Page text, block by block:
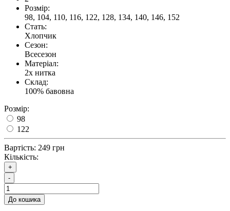
Розмір:
98, 104, 110, 116, 122, 128, 134, 140, 146, 152
Стать:
Хлопчик
Сезон:
Всесезон
Матеріал:
2х нитка
Склад:
100% бавовна
Розмір:
98
122
Вартість: 249 грн
Кількість:
+
-
До кошика